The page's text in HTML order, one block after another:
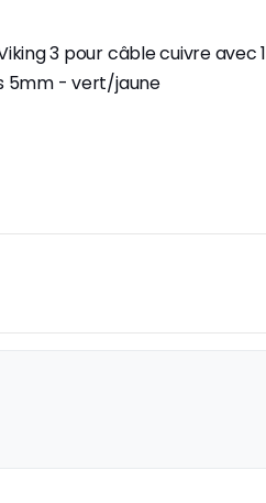
3 pour câble cuivre avec 1
5mm - vert/jaune